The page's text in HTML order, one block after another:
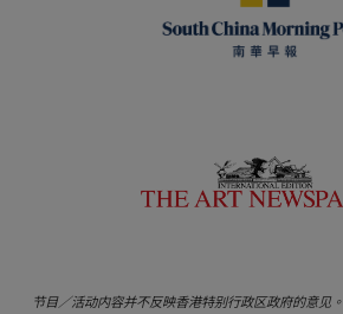
节目／活动内容并不反映香港特别行政区政府的意见。